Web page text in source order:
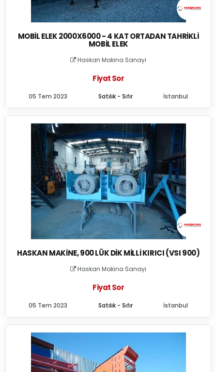
MOBIL ELEK 2000X6000 - 4 KAT ORTADAN TAHRIKLI
MOBIL ELEK
Haskan Makina Sanayi
Fiyat Sor
Satılık - Sıfır
05 Tem 2023 İstanbul
HASKAN MAKINE, 900 LÜK DIK MILLI KIRICI (VSI 900)
Haskan Makina Sanayi
Fiyat Sor
Satılık - Sıfır
05 Tem 2023 İstanbul